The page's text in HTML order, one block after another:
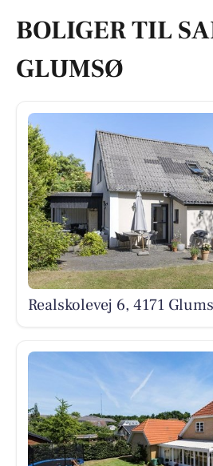
BOLIGER TIL
GLUMSØ
Realskolevej 6, 4171